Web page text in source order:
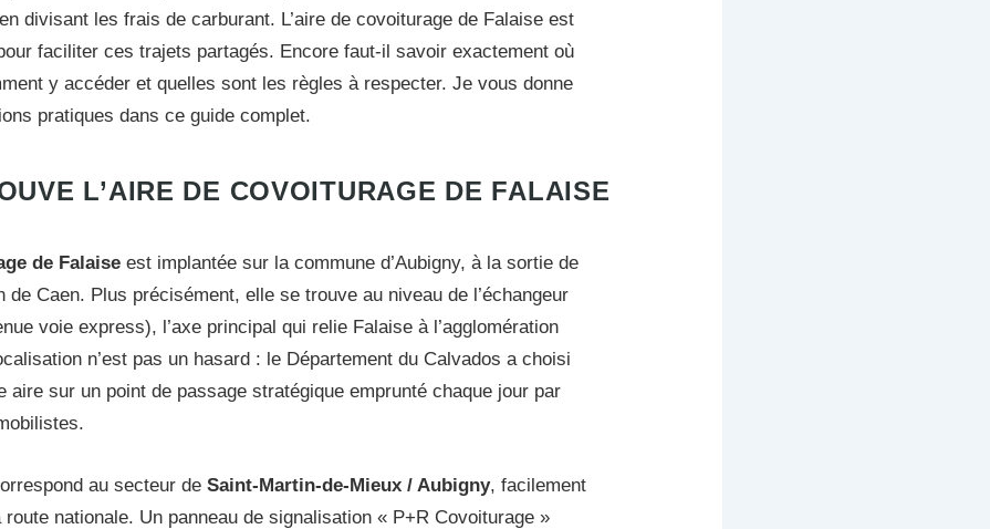
divisant les frais de carburant. L’aire de covoiturage de Falaise est
faciliter ces trajets partagés. Encore faut-il savoir exactement où
y accéder et quelles sont les règles à respecter. Je vous donne
pratiques dans ce guide complet.
L’AIRE DE COVOITURAGE DE FALAISE
de Falaise est implantée sur la commune d’Aubigny, à la sortie de
de Caen. Plus précisément, elle se trouve au niveau de l’échangeur
voie express), l’axe principal qui relie Falaise à l’agglomération
n’est pas un hasard : le Département du Calvados a choisi
aire sur un point de passage stratégique emprunté chaque jour par
au secteur de Saint-Martin-de-Mieux / Aubigny, facilement
route nationale. Un panneau de signalisation « P+R Covoiturage »